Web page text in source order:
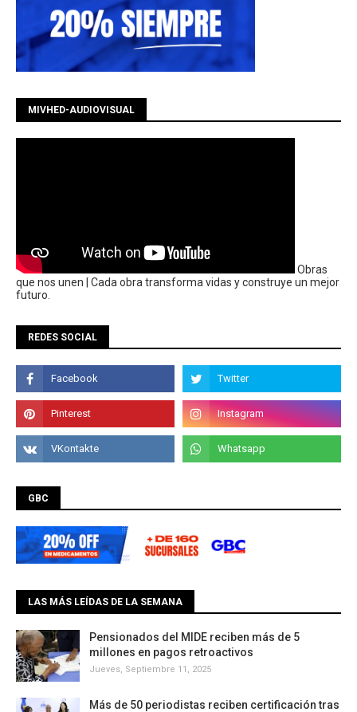
MIVHED-AUDIOVISUAL
Obras
que nos unen | Cada obra transforma vidas y construye un mejor
futuro.
REDES SOCIAL
GBC
LAS MÁS LEÍDAS DE LA SEMANA
Pensionados del MIDE reciben más de 5
millones en pagos retroactivos
Jueves, Septiembre 11, 2025
Más de 50 periodistas reciben certificación tras